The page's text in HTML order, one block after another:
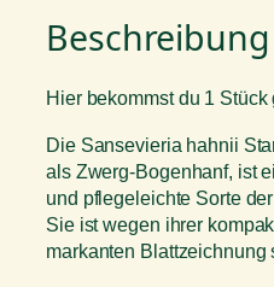
P
e
s
w
a
r
i
t
5
,
0
0
Beschreibung
Hier bekommst du 1 Stück
Die Sansevieria hahnii
als Zwerg-Bogenhanf, ist
und pflegeleichte Sorte
Sie ist wegen ihrer
markanten Blattzeichnung